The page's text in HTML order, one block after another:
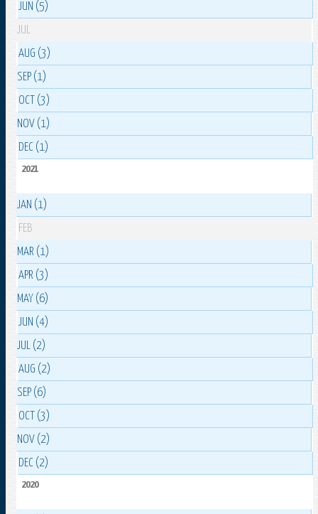
JUN (5)
JUL
AUG (3)
SEP (1)
OCT (3)
NOV (1)
DEC (1)
2021
JAN (1)
FEB
MAR (1)
APR (3)
MAY (6)
JUN (4)
JUL (2)
AUG (2)
SEP (6)
OCT (3)
NOV (2)
DEC (2)
2020